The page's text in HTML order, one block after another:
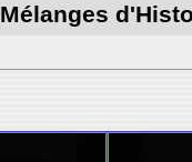
Mélanges